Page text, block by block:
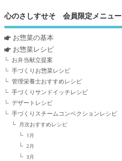
心のさしすせそ 会員限定メニュー
お惣菜の基本
お惣菜レシピ
お弁当献立提案
手づくりお惣菜レシピ
管理栄養士おすすめレシピ
手づくりサンドイッチレシピ
デザートレシピ
手づくりスチームコンベクションレシピ
月次おすすめレシピ
1月
2月
3月